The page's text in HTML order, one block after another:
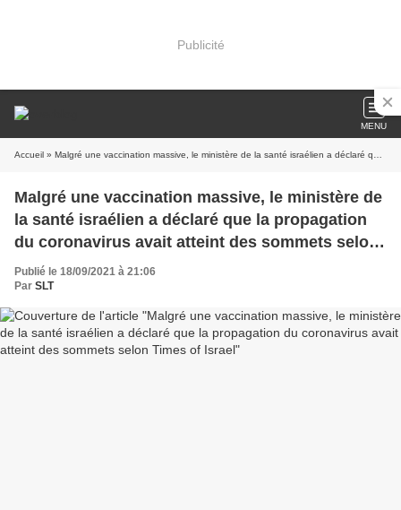
Publicité
MENU
Accueil » Malgré une vaccination massive, le ministère de la santé israélien a déclaré que la propagation du coronavirus avait atteint des sommets selon Times of Israel
Malgré une vaccination massive, le ministère de
la santé israélien a déclaré que la propagation
du coronavirus avait atteint des sommets selon
Times of Israel
Publié le 18/09/2021 à 21:06
Par SLT